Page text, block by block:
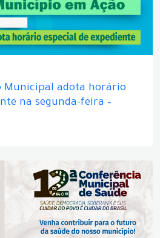
Municipal adota horário
na segunda-feira –